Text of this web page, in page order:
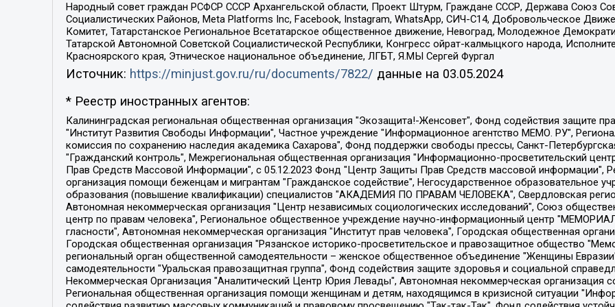
Народный совет граждан РСФСР СССР Архангельской области, Проект Штурм, Граждане СССР, Держава Союз
Социалистических Районов, Meta Platforms Inc, Facebook, Instagram, WhatsApp, СИЧ-С14, Добровольческое
Комитет, Татарстанское Региональное Всетатарское общественное движение, Невоград, Молодежное
Татарской Автономной Советской Социалистической Республики, Конгресс ойрат-калмыцкого народа,
Красноярского края, Этническое национальное объединение, ЛГБТ, Я.МЫ Сергей Фургал
Источник: https://minjust.gov.ru/ru/documents/7822/ данные на 03.05.2024
* Реестр иностранных агентов:
Калининградская региональная общественная организация "Экозащита!-Женсовет", Фонд содействия защите прав и свобод граждан "Общественный вердикт", Фонд "Институт Развития Свободы Информации", Частное учреждение "Информационное агентство МЕМО. РУ", Региональная общественная организация "Общественная комиссия по сохранению наследия академика Сахарова", Фонд поддержки свободы прессы, Санкт-Петербургская общественная правозащитная организация "Гражданский контроль", Межрегиональная общественная организация "Информационно-просветительский центр "Мемориал", Региональный Фонд "Центр Защиты Прав Средств Массовой Информации", с 05.12.2023 Фонд "Центр Защиты Прав Средств массовой информации", Региональная общественная благотворительная организация помощи беженцам и мигрантам "Гражданское содействие", Негосударственное образовательное учреждение дополнительного профессионального образования (повышение квалификации) специалистов "АКАДЕМИЯ ПО ПРАВАМ ЧЕЛОВЕКА", Свердловская региональная общественная организация "Сутяжник", Автономная некоммерческая организация "Центр независимых социологических исследований", Союз общественных объединений "Российский исследовательский центр по правам человека", Региональное общественное учреждение научно-информационный центр "МЕМОРИАЛ", Некоммерческая организация "Фонд защиты гласности", Автономная некоммерческая организация "Институт прав человека", Городская общественная организация "Екатеринбургское общество "МЕМОРИАЛ", Городская общественная организация "Рязанское историко-просветительское и правозащитное общество "Мемориал" (Рязанский Мемориал), Челябинский региональный орган общественной самодеятельности – женское общественное объединение "Женщины Евразии", Челябинский региональный орган общественной самодеятельности "Уральская правозащитная группа", Фонд содействия защите здоровья и социальной справедливости имени Андрея Рылькова, Автономная Некоммерческая Организация "Аналитический Центр Юрия Левады", Автономная некоммерческая организация социальной поддержки населения "Проект Апрель", Региональная общественная организация помощи женщинам и детям, находящимся в кризисной ситуации "Информационно-методический центр "Анна", Фонд содействия развитию массовых коммуникаций и правовому просвещению "Так-так-Так", Фонд содействия устойчивому развитию "Серебряная тайга", Свердловский региональный общественный фонд социальных проектов "Новое время", "Idel.Реалии", Кавказ.Реалии, Крым.Реалии, Телеканал Настоящее Время, Татаро-башкирская служба Радио Свобода (Azatliq Radiosi), Радио Свободная Европа/Радио Свобода (PCE/PC), "Сибирь.Реалии", "Фактограф", Благотворительный фонд помощи осужденным и их семьям, Автономная некоммерческая организация "Институт глобализации и социальных движений", Фонд "В защиту прав заключенных", Частное учреждение "Центр поддержки и содействия развитию средств массовой информации", Пензенский региональный общественный благотворительный фонд "Гражданский союз", "Север.Реалии", Некоммерческая организация Фонд "Правовая инициатива", Общество с ограниченной ответственностью "Радио Свободная Европа/Радио Свобода", Чешское информационное агентство "MEDIUM-ORIENT", Красноярская региональная общественная организация "Мы против СПИДа", Камалягин Денис Николаевич, Маркелов Сергей Евгеньевич, Пономарев Лев Александрович, Савицкая Людмила Алексеевна, Автономная некоммерческая организация "Центр по работе с проблемой насилия "НАСИЛИЮ.НЕТ", Межрегиональный профессиональный союз работников здравоохранения "Альянс врачей", Юридическое лицо, зарегистрированное в Латвийской Республике, SIA "Medusa Project" (регистрационный номер 40103797863, дата регистрации 10.06.2014), Некоммерческая организация "Фонд по борьбе с коррупцией", Автономная некоммерческая организация "Институт права и публичной политики", Баданин Роман Сергеевич, Гликин Максим Александрович, Железнова Мария Михайловна, Лукьянова Юлия Сергеевна, Маетная Елизавета Витальевна, Маняхин Петр Борисович, Чуракова Ольга Владимировна, Ярош Юлия Петровна, Юридическое лицо "The Insider SIA", зарегистрированное в Риге, Латвийская Республика (дата регистрации 26.06.2015), являющееся администратором доменного имени интернет-издания "The Insider SIA", https://theins.ru, Постернак Алексей Евгеньевич, Рубин Михаил Аркадьевич, Анин Роман Александрович, Юридическое лицо Istories fonds, зарегистрированное в Латвийской Республике (регистрационный номер 50008295751, дата регистрации 24.02.2020), Великовский Дмитрий Александрович, Долинина Ирина Николаевна, Мароховская Алеся Алексеевна, Шлейнов Роман Юрьевич, Шмагун Олеся Валентиновна, Общество с ограниченной ответственностью "Альтаир 2021", Общество с ограниченной ответственностью "Вега 2021", Общество с ограниченной ответственностью "Главный редактор 2021", Общество с ограниченной ответственностью "Ромашки монолит", Важенков Артем Валерьевич, Ивановская областная общественная организация "Центр гендерных исследований", Гурман Юрий Альбертович, Медиапроект "ОВД-Инфо", Егоров Владимир Владимирович, Жилинский Владимир Александрович, Общество с ограниченной ответственностью "ЗП", Иванова София Юрьевна, Карезина Инна Павловна, Кильтау Екатерина Викторовна, Петров Алексей Викторович, Пискунов Сергей Евгеньевич, Смирнов Сергей Сергеевич, Тихонов Михаил Сергеевич, Общество с ограниченной ответственностью "ЖУРНАЛИСТ-ИНОСТРАННЫЙ АГЕНТ", Арапова Галина Юрьевна, Вольтская Татьяна Анатольевна, Американская компания "Mason G.E.S. Anonymous Foundation" (США), являющаяся владельцем интернет-издания https://mnews.world/, Компания "Stichting Bellingcat", зарегистрированная в Нидерландах (дата регистрации 11.07.2018), Захаров Андрей Вячеславович, Клепиковская Екатерина Дмитриевна, Общество с ограниченной ответственностью "МЕМО", Перл Роман Александрович, Симонов Евгений Алексеевич, Соловьева Елена Анатольевна, Сотников Даниил Владимирович, Сурначева Елизавета Дмитриевна, Автономная некоммерческая организация по защите прав человека и информированию населения "Якутия – Наше Мнение", Общество с ограниченной ответственностью "Москоу диджитал медиа", с 26.01.2023 Общество с ограниченной ответственностью "Чайка Белые сады", Ветошкина Валерия Валерьевна, Заговора Максим Александрович, Межрегиональное общественное движение "Российская ЛГБТ - сеть", Оленичев Максим Владимирович, Павлов Иван Юрьевич, Скворцова Елена Сергеевна, Общество с ограниченной ответственностью "Как бы инагент", Кочетков Игорь Викторович, Общество с ограниченной ответственностью "Честные выборы", Еланчик Олег Александрович, Общество с ограниченной ответственностью "Нобелевский призыв", Гималова Регина Эмилевна, Григорьев Андрей Валерьевич, Григорьева Алина Александровна, Ассоциация по содействию защите прав призывников, альтернативнослужащих и военнослужащих "Правозащитная группа